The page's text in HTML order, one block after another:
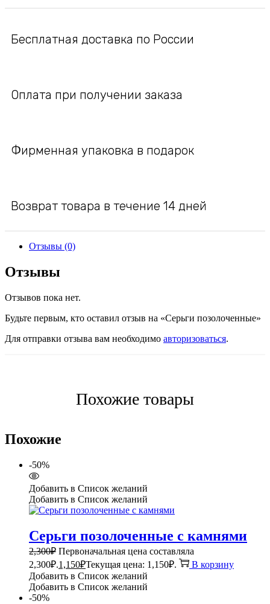
Бесплатная доставка по России
Оплата при получении заказа
Фирменная упаковка в подарок
Возврат товара в течение 14 дней
Отзывы (0)
Отзывы
Отзывов пока нет.
Будьте первым, кто оставил отзыв на «Серьги позолоченные»
Для отправки отзыва вам необходимо авторизоваться.
Похожие товары
Похожие
-50%
Добавить в Список желаний
Добавить в Список желаний
Серьги позолоченные с камнями
2,300₽ Первоначальная цена составляла
2,300₽.1,150₽Текущая цена: 1,150₽.
В корзину
Добавить в Список желаний
Добавить в Список желаний
-50%